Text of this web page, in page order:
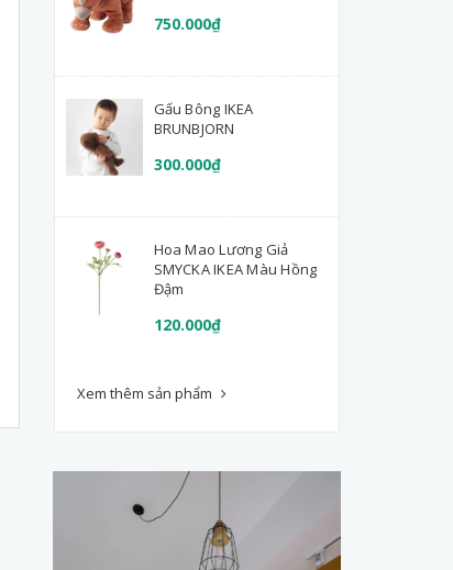
750.000₫
Gấu Bông IKEA
BRUNBJORN
300.000₫
Hoa Mao Lương Giả
SMYCKA IKEA Màu Hồng
Đậm
120.000₫
Xem thêm sản phẩm